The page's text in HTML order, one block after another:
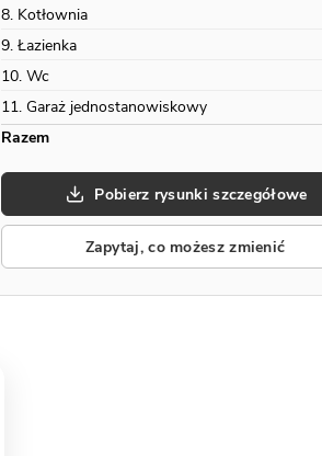
8. Kotłownia
9. Łazienka
10. Wc
11. Garaż jednostanowiskowy
Razem
Pobierz rysunki szczegółowe
Zapytaj, co możesz zmienić